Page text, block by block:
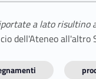
a lato risultino
dell'Ateneo